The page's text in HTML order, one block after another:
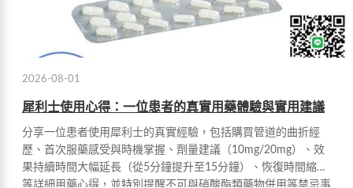
2026-08-01
犀利士使用心得：一位患者的真實用藥體驗與實用建議
分享一位患者使用犀利士的真實經驗，包括購買管道的曲折經
歷、首次服藥感受與時機掌握、劑量建議（10mg/20mg）、效
果持續時間大幅延長（從5分鐘提升至15分鐘）、恢復時間縮短
等詳細用藥心得，並特別提醒不可與硝酸酯類藥物併用等禁忌事